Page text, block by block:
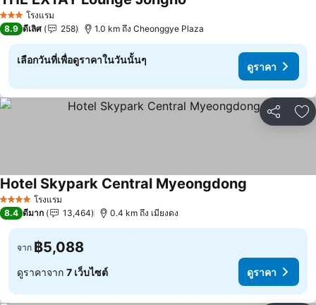
3 ดาว โรงแรม
8.9 ดีเลิศ 258 1.0 km ถึง Cheonggye Plaza
เลือกวันที่เพื่อดูราคาในวันนั้นๆ
ดูราคา
แชร์ เ
4 ดาว โรงแรม
Hotel Skypark Central Myeongdong
8.4 ดีมาก 13,464 0.4 km ถึง เมียงดง
จาก ฿5,088
ดูราคาจาก 7 เว็บไซต์ ดูราคา